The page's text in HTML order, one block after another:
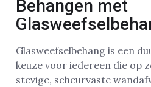
Behangen met
Glasweefselbehang is een
keuze voor iedereen die op
stevige, scheurvaste